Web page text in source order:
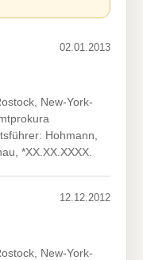
02.01.2013
New-York-
Hohmann,
*XX.XX.XXXX.
12.12.2012
New-York-